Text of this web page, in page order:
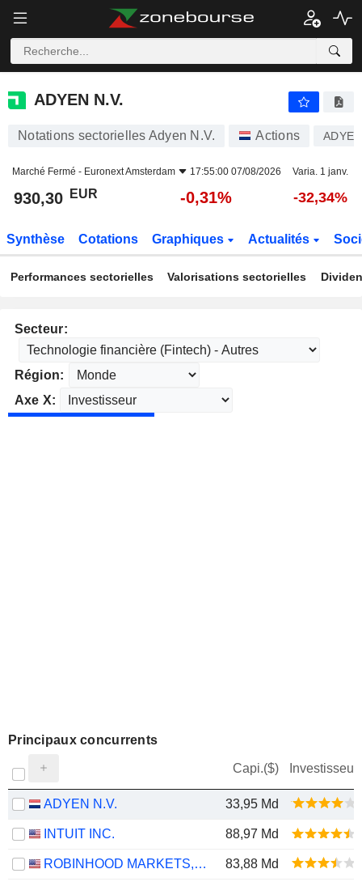
ADYEN N.V.
ADYEN N.V.
Notations sectorielles Adyen N.V. Actions ADYEN
Marché Fermé - Euronext Amsterdam 17:55:00 07/08/2026 Varia. 1 janv.
930,30 EUR -0,31% -32,34%
Synthèse Cotations Graphiques Actualités
Performances sectorielles Valorisations sectorielles
Secteur:
Région:
Axe X:
Principaux concurrents
Capi.($) Investisseur
ADYEN N.V. 33,95 Md
INTUIT INC. 88,97 Md
ROBINHOOD MARKETS, INC. 83,88 Md